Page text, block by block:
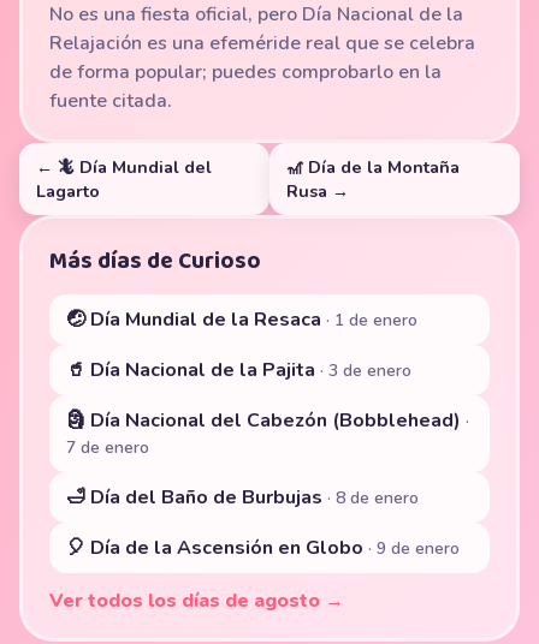
No es una fiesta oficial, pero Día Nacional de la
Relajación es una efeméride real que se celebra
de forma popular; puedes comprobarlo en la
fuente citada.
← 🦎 Día Mundial del
Lagarto
🎢 Día de la Montaña
Rusa →
Más días de Curioso
🤕 Día Mundial de la Resaca · 1 de enero
🥤 Día Nacional de la Pajita · 3 de enero
🗿 Día Nacional del Cabezón (Bobblehead) ·
7 de enero
🛁 Día del Baño de Burbujas · 8 de enero
🎈 Día de la Ascensión en Globo · 9 de enero
Ver todos los días de agosto →